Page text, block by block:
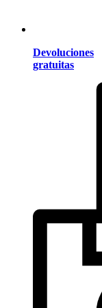
Devoluciones
gratuitas